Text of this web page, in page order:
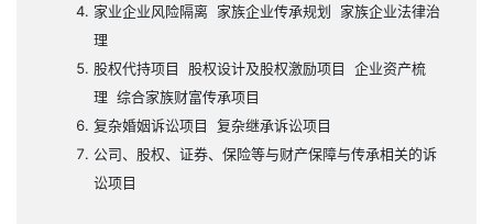
家业企业风险隔离 家族企业传承规划
家族企业法律治
理
股权代持项目
股权设计及股权激励项目
企业资产梳
理 综合家族财富传承项目
复杂婚姻诉讼项目
复杂继承诉讼项目
公司、股权、证券、保险等与财产保障与传承相关的诉
讼项目